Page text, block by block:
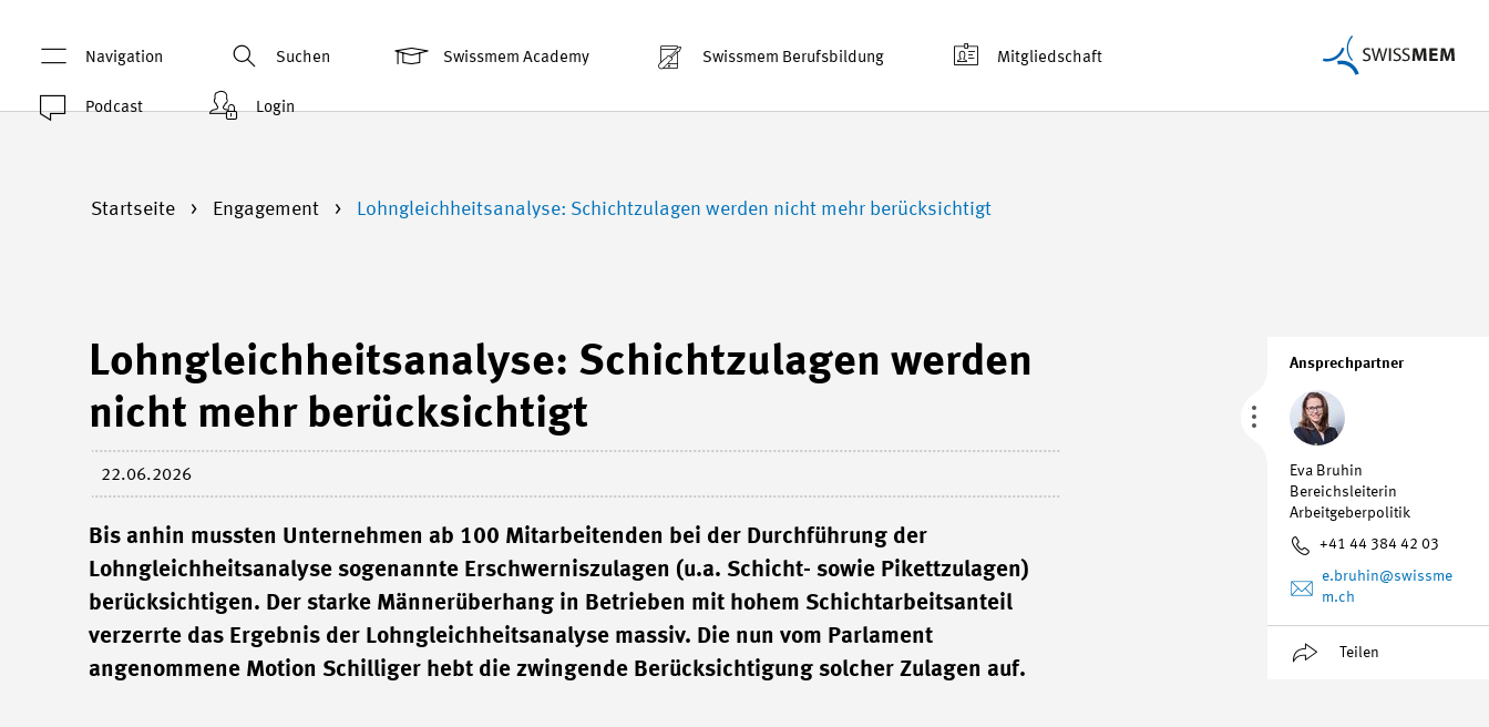
Navigation Suchen Swissmem Academy Swissmem Berufsbildung Mitgliedschaft
Podcast Login
Startseite Engagement Lohngleichheitsanalyse: Schichtzulagen werden nicht mehr berücksichtigt
Ansprechpartner
Eva Bruhin
Bereichsleiterin
Arbeitgeberpolitik
+41 44 384 42 03
e.bruhin@swissme
m.ch
Teilen
Lohngleichheitsanalyse: Schichtzulagen werden
nicht mehr berücksichtigt
22.06.2026
Bis anhin mussten Unternehmen ab 100 Mitarbeitenden bei der Durchführung der
Lohngleichheitsanalyse sogenannte Erschwerniszulagen (u.a. Schicht- sowie Pikettzulagen)
berücksichtigen. Der starke Männerüberhang in Betrieben mit hohem Schichtarbeitsanteil
verzerrte das Ergebnis der Lohngleichheitsanalyse massiv. Die nun vom Parlament
angenommene Motion Schilliger hebt die zwingende Berücksichtigung solcher Zulagen auf.